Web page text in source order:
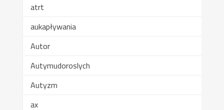
atrt
aukapływania
Autor
Autymudoroslych
Autyzm
ax